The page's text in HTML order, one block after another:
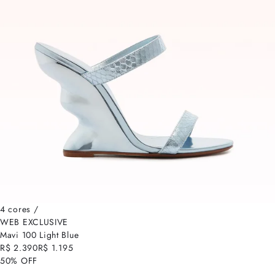
4 cores /
WEB EXCLUSIVE
Mavi 100 Light Blue
R$ 2.390R$ 1.195
50% OFF